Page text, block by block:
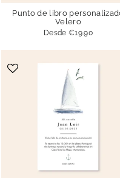
Punto de libro
Velero
Desde €19.90